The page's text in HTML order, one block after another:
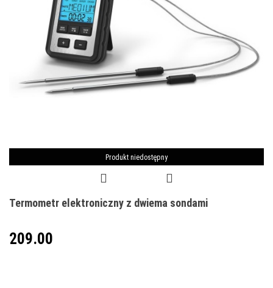
Produkt niedostępny
Termometr elektroniczny z dwiema sondami
209.00